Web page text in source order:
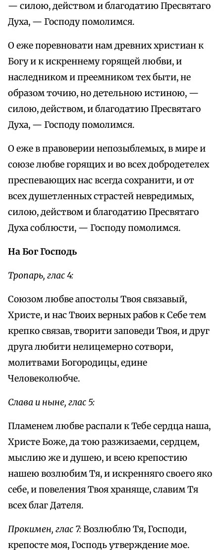
— силою, действом и благодатию Пресвятаго
Духа, — Господу помолимся.
О еже поревновати нам древних христиан к
Богу и к искреннему горящей любви, и
наследником и преемником тех быти, не
образом точию, но детельною истиною, —
силою, действом, и благодатию Пресвятаго
Духа, — Господу помолимся.
О еже в правоверии непозыблемых, в мире и
союзе любве горящих и во всех добродетелех
преспевающих нас всегда сохранити, и от
всех душетленных страстей невредимых,
силою, действом и благодатию Пресвятаго
Духа соблюсти, — Господу помолимся.
На Бог Господь
Тропарь, глас 4:
Союзом любве апостолы Твоя связавый,
Христе, и нас Твоих верных рабов к Себе тем
крепко связав, творити заповеди Твоя, и друг
друга любити нелицемерно сотвори,
молитвами Богородицы, едине
Человеколюбче.
Слава и ныне, глас 5:
Пламенем любве распали к Тебе сердца наша,
Христе Боже, да тою разжизаеми, сердцем,
мыслию же и душею, и всею крепостию
нашею возлюбим Тя, и искренняго своего яко
себе, и повеления Твоя храняще, славим Тя
всех благ Дателя.
Прокимен, глас 7:Возлюблю Тя, Господи,
крепосте моя, Господь утверждение мое.